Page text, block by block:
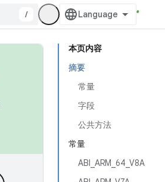
/
本页内容
摘要
常量
字段
公共方法
常量
ABI_ARM_64_V8A